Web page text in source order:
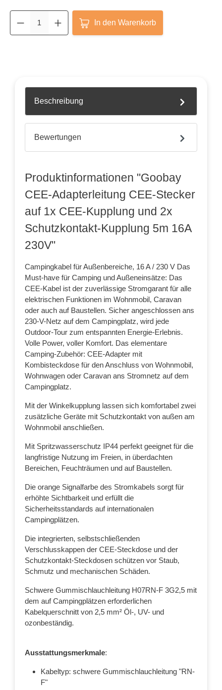
In den Warenkorb
Beschreibung
Bewertungen
Produktinformationen "Goobay
CEE-Adapterleitung CEE-Stecker
auf 1x CEE-Kupplung und 2x
Schutzkontakt-Kupplung 5m 16A
230V"
Campingkabel für Außenbereiche, 16 A / 230 V Das
Must-have für Camping und Außeneinsätze: Das
CEE-Kabel ist der zuverlässige Stromgarant für alle
elektrischen Funktionen im Wohnmobil, Caravan
oder auch auf Baustellen. Sicher angeschlossen ans
230-V-Netz auf dem Campingplatz, wird jede
Outdoor-Tour zum entspannten Energie-Erlebnis.
Volle Power, voller Komfort. Das elementare
Camping-Zubehör: CEE-Adapter mit
Kombisteckdose für den Anschluss von Wohnmobil,
Wohnwagen oder Caravan ans Stromnetz auf dem
Campingplatz.
Mit der Winkelkupplung lassen sich komfortabel zwei
zusätzliche Geräte mit Schutzkontakt von außen am
Wohnmobil anschließen.
Mit Spritzwasserschutz IP44 perfekt geeignet für die
langfristige Nutzung im Freien, in überdachten
Bereichen, Feuchträumen und auf Baustellen.
Die orange Signalfarbe des Stromkabels sorgt für
erhöhte Sichtbarkeit und erfüllt die
Sicherheitsstandards auf internationalen
Campingplätzen.
Die integrierten, selbstschließenden
Verschlusskappen der CEE-Steckdose und der
Schutzkontakt-Steckdosen schützen vor Staub,
Schmutz und mechanischen Schäden.
Schwere Gummischlauchleitung H07RN-F 3G2,5 mit
dem auf Campingplätzen erforderlichen
Kabelquerschnitt von 2,5 mm² Öl-, UV- und
ozonbeständig.
Ausstattungsmerkmale:
Kabeltyp: schwere Gummischlauchleitung "RN-
F"